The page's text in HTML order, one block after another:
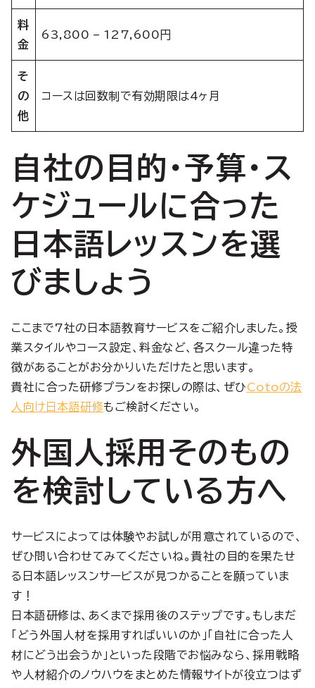
料
金
63,800 – 127,600円
そ
の
他
コースは回数制で有効期限は4ヶ月
自社の目的・予算・ス
ケジュールに合った
日本語レッスンを選
びましょう
ここまで7社の日本語教育サービスをご紹介しました。授
業スタイルやコース設定、料金など、各スクール違った特
徴があることがお分かりいただけたと思います。
貴社に合った研修プランをお探しの際は、ぜひCotoの法
人向け日本語研修もご検討ください。
外国人採用そのもの
を検討している方へ
サービスによっては体験やお試しが用意されているので、
ぜひ問い合わせてみてくださいね。貴社の目的を果たせ
る日本語レッスンサービスが見つかることを願っていま
す！
日本語研修は、あくまで採用後のステップです。もしまだ
「どう外国人材を採用すればいいのか」「自社に合った人
材にどう出会うか」といった段階でお悩みなら、採用戦略
や人材紹介のノウハウをまとめた情報サイトが役立つはず